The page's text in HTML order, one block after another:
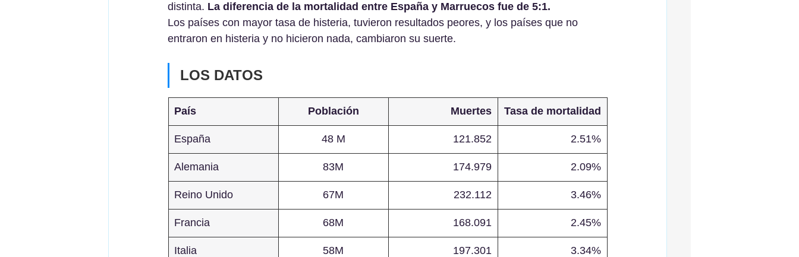
distinta. La diferencia de la mortalidad entre España y Marruecos fue de 5:1.
Los países con mayor tasa de histeria, tuvieron resultados peores, y los países que no
entraron en histeria y no hicieron nada, cambiaron su suerte.
LOS DATOS
País Población Muertes Tasa de mortalidad
España 48 M 121.852 2.51%
Alemania 83M 174.979 2.09%
Reino Unido 67M 232.112 3.46%
Francia 68M 168.091 2.45%
Italia 58M 197.301 3.34%